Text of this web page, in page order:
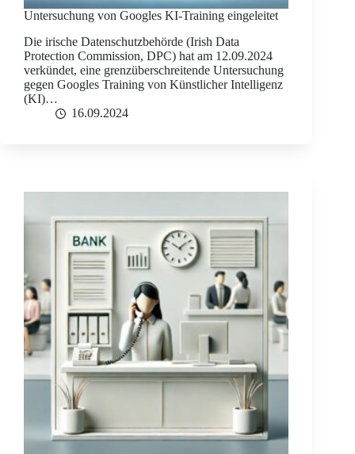
Untersuchung von Googles KI-Training eingeleitet
Die irische Datenschutzbehörde (Irish Data
Protection Commission, DPC) hat am 12.09.2024
verkündet, eine grenzüberschreitende Untersuchung
gegen Googles Training von Künstlicher Intelligenz
(KI)…
16.09.2024